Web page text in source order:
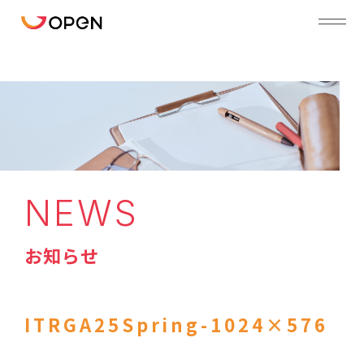
NEWS
お知らせ
ITRGA25Spring-1024×576